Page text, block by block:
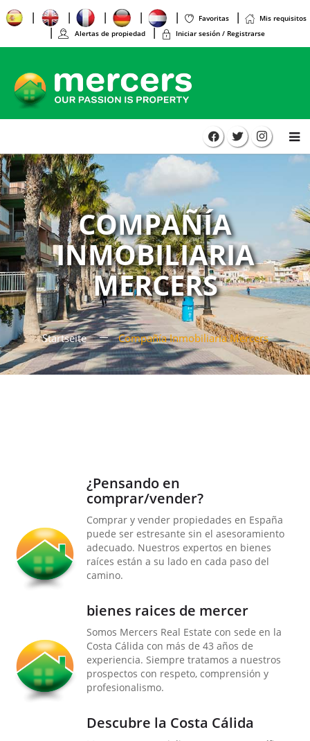
Favoritas
Mis requisitos
Alertas de propiedad
Iniciar sesión / Registrarse
COMPAÑÍA
INMOBILIARIA
MERCERS
Startseite Compañía Inmobiliaria Mercers
¿Pensando en
comprar/vender?
Comprar y vender propiedades en España
puede ser estresante sin el asesoramiento
adecuado. Nuestros expertos en bienes
raíces están a su lado en cada paso del
camino.
bienes raices de mercer
Somos Mercers Real Estate con sede en la
Costa Cálida con más de 43 años de
experiencia. Siempre tratamos a nuestros
prospectos con respeto, comprensión y
profesionalismo.
Descubre la Costa Cálida